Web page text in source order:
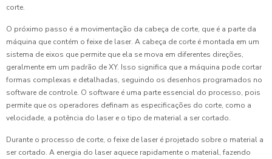
corte.
O próximo passo é a movimentação da cabeça de corte, que é a parte da
máquina que contém o feixe de laser. A cabeça de corte é montada em um
sistema de eixos que permite que ela se mova em diferentes direções,
geralmente em um padrão de XY. Isso significa que a máquina pode cortar
formas complexas e detalhadas, seguindo os desenhos programados no
software de controle. O software é uma parte essencial do processo, pois
permite que os operadores definam as especificações do corte, como a
velocidade, a potência do laser e o tipo de material a ser cortado.
Durante o processo de corte, o feixe de laser é projetado sobre o material a
ser cortado. A energia do laser aquece rapidamente o material, fazendo